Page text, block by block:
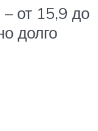
от 15,9 до
долго